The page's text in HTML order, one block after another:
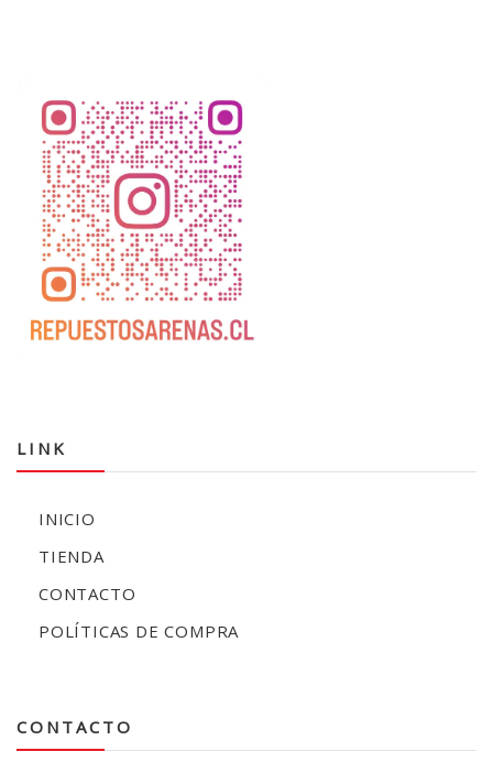
LINK
INICIO
TIENDA
CONTACTO
POLÍTICAS DE COMPRA
CONTACTO